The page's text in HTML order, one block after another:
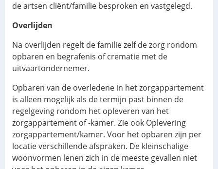
de artsen cliënt/familie besproken en vastgelegd.
Overlijden
Na overlijden regelt de familie zelf de zorg rondom
opbaren en begrafenis of crematie met de
uitvaartondernemer.
Opbaren van de overledene in het zorgappartement
is alleen mogelijk als de termijn past binnen de
regelgeving rondom het opleveren van het
zorgappartement of -kamer. Zie ook Oplevering
zorgappartement/kamer. Voor het opbaren zijn per
locatie verschillende afspraken. De kleinschalige
woonvormen lenen zich in de meeste gevallen niet